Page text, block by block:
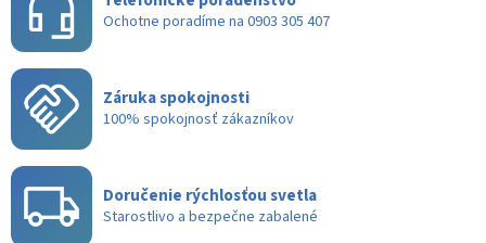
Ochotne poradíme na 0903 305 407
Záruka spokojnosti
100% spokojnosť zákazníkov
Doručenie rýchlosťou svetla
Starostlivo a bezpečne zabalené